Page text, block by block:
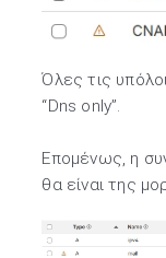
Όλες τις
“Dns only”.
Επομένως, η
θα είναι της